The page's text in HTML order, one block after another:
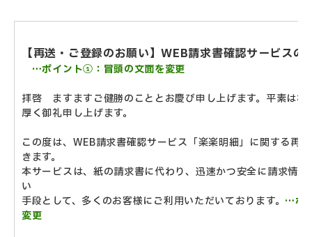
【再送・ご登録のお願い】WEB請求書確認サービスの
…ポイント①：冒頭の文面を変更
拝啓 ますますご健勝のこととお慶び申し上げます。平素は格
厚く御礼申し上げます。
この度は、WEB請求書確認サービス「楽楽明細」に関する再
きます。
本サービスは、紙の請求書に代わり、迅速かつ安全に請求情
い
手段として、 多くのお客様にご利用いただいております。 …ポ
変更